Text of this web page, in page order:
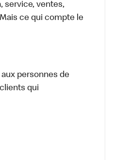
service, ventes,
ce qui compte le
personnes de
qui